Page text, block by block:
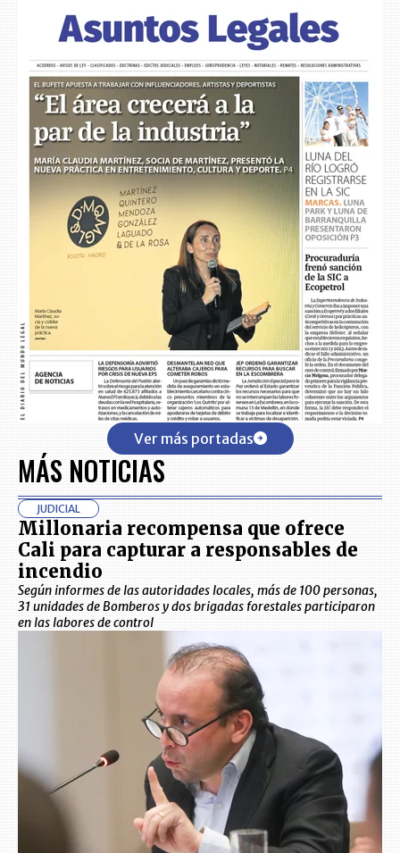
Ver más portadas
MÁS NOTICIAS
JUDICIAL
Millonaria recompensa que ofrece
Cali para capturar a responsables de
incendio
Según informes de las autoridades locales, más de 100 personas,
31 unidades de Bomberos y dos brigadas forestales participaron
en las labores de control